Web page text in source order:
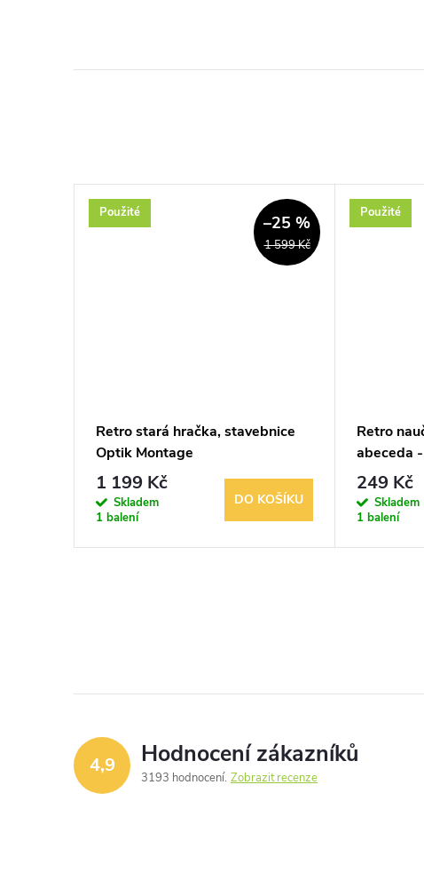
Použité
1 599 Kč
–25 %
Retro stará hračka, stavebnice
Optik Montage
1 199 Kč
Skladem
1 balení
DO KOŠÍKU
Použité
Retro
abeceda
249 Kč
Skladem
1 balení
4,9 Hodnocení zákazníků
3193 hodnocení Zobrazit recenze